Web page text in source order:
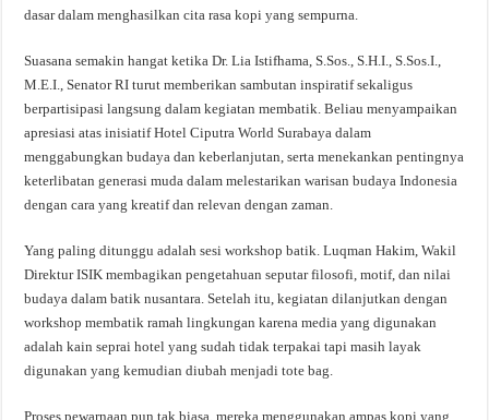
dasar dalam menghasilkan cita rasa kopi yang sempurna.
Suasana semakin hangat ketika Dr. Lia Istifhama, S.Sos., S.H.I., S.Sos.I.,
M.E.I., Senator RI turut memberikan sambutan inspiratif sekaligus
berpartisipasi langsung dalam kegiatan membatik. Beliau menyampaikan
apresiasi atas inisiatif Hotel Ciputra World Surabaya dalam
menggabungkan budaya dan keberlanjutan, serta menekankan pentingnya
keterlibatan generasi muda dalam melestarikan warisan budaya Indonesia
dengan cara yang kreatif dan relevan dengan zaman.
Yang paling ditunggu adalah sesi workshop batik. Luqman Hakim, Wakil
Direktur ISIK membagikan pengetahuan seputar filosofi, motif, dan nilai
budaya dalam batik nusantara. Setelah itu, kegiatan dilanjutkan dengan
workshop membatik ramah lingkungan karena media yang digunakan
adalah kain seprai hotel yang sudah tidak terpakai tapi masih layak
digunakan yang kemudian diubah menjadi tote bag.
Proses pewarnaan pun tak biasa, mereka menggunakan ampas kopi yang